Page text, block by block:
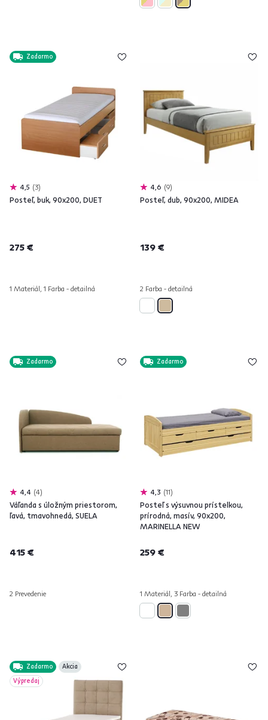
Zadarmo
4,5 3
Posteľ, buk, 90x200, DUET
275 €
1 Materiál, 1 Farba - detailná
4,6 9
Posteľ, dub, 90x200, MIDEA
139 €
2 Farba - detailná
Zadarmo
4,4 4
Váľanda s úložným priestorom,
ľavá, tmavohnedá, SUELA
415 €
2 Prevedenie
Zadarmo
4,3 11
Posteľ s výsuvnou prístelkou,
prírodná, masív, 90x200,
MARINELLA NEW
259 €
1 Materiál, 3 Farba - detailná
Zadarmo
Akcia
Výpredaj